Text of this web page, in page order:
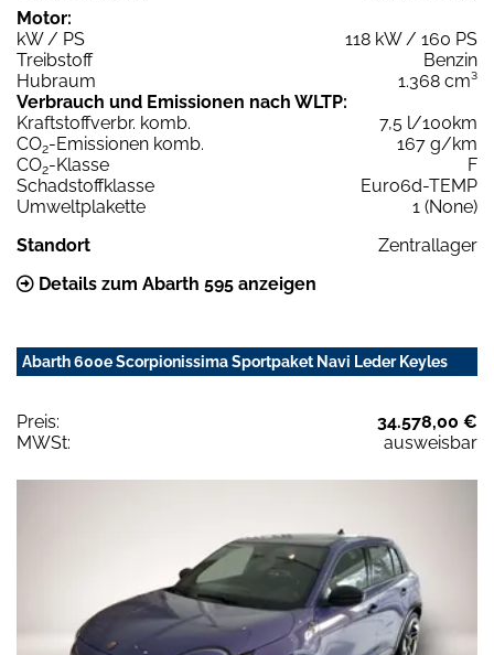
Motor:
kW / PS
118 kW / 160 PS
Treibstoff
Benzin
Hubraum
1.368 cm³
Verbrauch und Emissionen nach WLTP:
Kraftstoffverbr. komb.
7,5 l/100km
CO2-Emissionen komb.
167 g/km
CO2-Klasse
F
Schadstoffklasse
Euro6d-TEMP
Umweltplakette
1 (None)
Standort
Zentrallager
Details zum Abarth 595 anzeigen
Abarth 600e Scorpionissima Sportpaket Navi Leder Keyles
Preis:
34.578,00 €
MWSt:
ausweisbar